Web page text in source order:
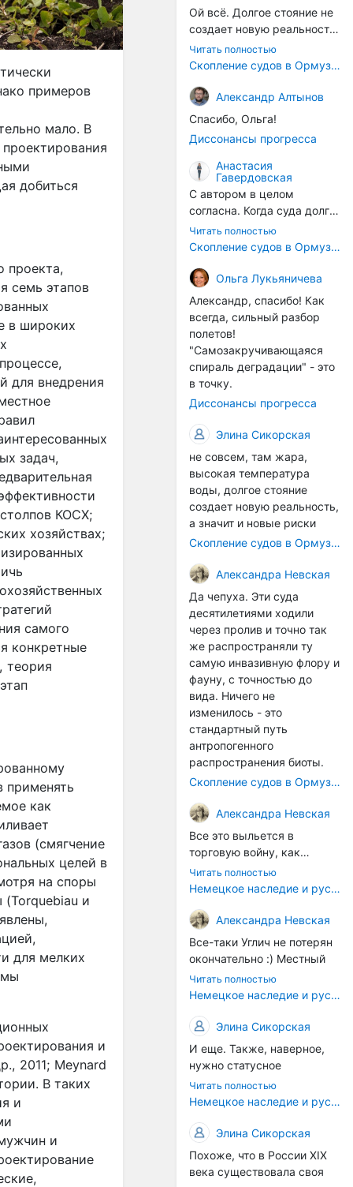
примеров
мало. В
добиться
проекта,
семь этапов
в широких
для внедрения
задач,
КОСХ;
хозяйствах;
самого
конкретные
теория
применять
как
(смягчение
целей в
на споры
(Torquebiau и
для мелких
и
2011; Meynard
В таких
и
и
Ой всё. Долгое стояние не
создает новую реальность.
Морские организмы всегда
накапливаются на судах.
на чистку от тех самых
организмов. И год за
годом, век за веком суда
разносят эти самые
организмы по пути
следования.
Читать полностью
Скопление судов в Ормузском проливе грозит катастрофическим распространением инвазивных видов
Александр Алтынов
Спасибо, Ольга!
Диссонансы прогресса
Анастасия
Гавердовская
С автором в целом
согласна. Когда суда долго
стоят в теплой воде, на их
корпусах активно
организмы, и потом они
могут быть перенесены в
другие регионы. Поэтому
проблема вполне реальная
— просто я бы говорила не
о неизбежной катастрофе,
а о повышенном риске,
который нельзя
игнорировать. А так да 👍
Читать полностью
Скопление судов в Ормузском проливе грозит катастрофическим распространением инвазивных видов
Ольга Лукьяничева
Александр, спасибо! Как
всегда, сильный разбор
полетов!
"Самозакручивающаяся
спираль деградации" - это
в точку.
Диссонансы прогресса
Элина Сикорская
не совсем, там жара,
высокая температура
воды, долгое стояние
создает новую реальность,
а значит и новые риски
Скопление судов в Ормузском проливе грозит катастрофическим распространением инвазивных видов
Александра Невская
Да чепуха. Эти суда
десятилетиями ходили
через пролив и точно так
же распространяли ту
самую инвазивную флору и
фауну, с точностью до
вида. Ничего не
изменилось - это
стандартный путь
антропогенного
распространения биоты.
Скопление судов в Ормузском проливе грозит катастрофическим распространением инвазивных видов
Александра Невская
Все это выльется в
торговую войну, как
печально известная война
за Адыгейский сыр. Собаки
Когда региональный
продукт начнут делать
многие мастера региона, а
не единицы энтузиастов,
вот тогда можно подумать
об этом. Пока рано, рано.
Читать полностью
Немецкое наследие и русский характер: история колбасного дела в Российской империи
Александра Невская
Все-таки Углич не потерян
окончательно :) Местный
институт сыроделия
делает сейчас отличные
плесенью - хотя конечно,
возродить рецепты
углицких колбасников
было бы прекрасно. Только
это сегодня дело не
государства (в самом
лучшем случае оно могло
бы возродить плановую
экономику, а не
исторические ремесла,
Читать полностью
Немецкое наследие и русский характер: история колбасного дела в Российской империи
Элина Сикорская
И еще. Также, наверное,
нужно статусное
законодательство. В
Европе есть защита
— пармская ветчина не
может производиться в
другом регионе. У нас это
почти не работает.
Читать полностью
Немецкое наследие и русский характер: история колбасного дела в Российской империи
Элина Сикорская
Похоже, что в России XIX
века существовала своя